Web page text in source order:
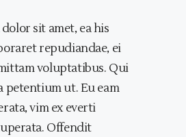
sit amet, ea his
repudiandae, ei
voluptatibus. Qui
petentium ut. Eu eam
vim ex everti
Offendit